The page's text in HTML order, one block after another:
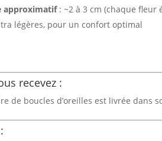
approximatif: ~2 à 3 cm (chaque fleur
légères, pour un confort optimal
recevez :
de boucles d’oreilles est livrée dans